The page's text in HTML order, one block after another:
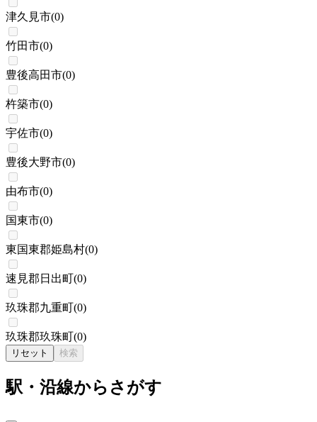
津久見市(0)
竹田市(0)
豊後高田市(0)
杵築市(0)
宇佐市(0)
豊後大野市(0)
由布市(0)
国東市(0)
東国東郡姫島村(0)
速見郡日出町(0)
玖珠郡九重町(0)
玖珠郡玖珠町(0)
リセット 検索
駅・沿線からさがす